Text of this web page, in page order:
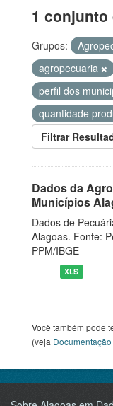
1 conjunto
Grupos:
agropecuaria
perfil dos
quantidade
Filtrar
Dados da
Municípios
Dados de
Alagoas. Fonte:
PPM/IBGE
XLS
Você também pode
(veja